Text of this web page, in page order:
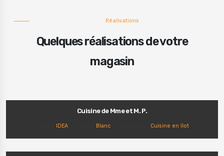
Réalisations
Quelques réalisations de votre
magasin
Cuisine de Mme et M. P.
IDEA Blanc Cuisine en îlot